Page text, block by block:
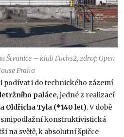
Štvanice – klub Fuchs2, zdroj: Open
Praha
podívat i do technického zázemí
paláce, jedné z realizací
Oldřicha Tyla (*140 let). V době
konstruktivistická
na světě, k absolutní špičce